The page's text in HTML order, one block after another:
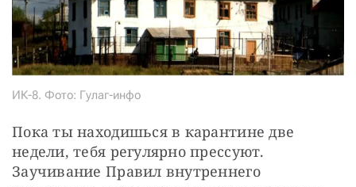
ИК-8. Фото: Гулаг-инфо
Пока ты находишься в карантине две
недели, тебя регулярно прессуют.
Заучивание Правил внутреннего